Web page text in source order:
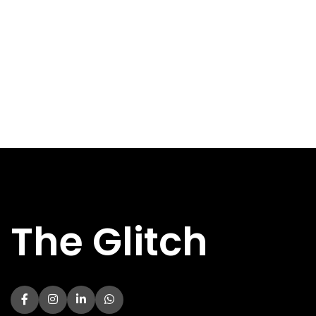
AANSLUITINGEN
AANSLUITINGEN
0x
TYPE BEHUIZING Mini PC
USB 3.X-
AANSLUITINGEN
The Glitch